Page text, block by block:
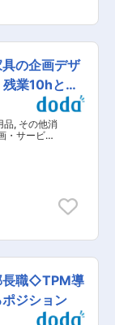
具の企画デザ
業10hと働
品, その他消
・サービス
長職◇TPM導
ジション